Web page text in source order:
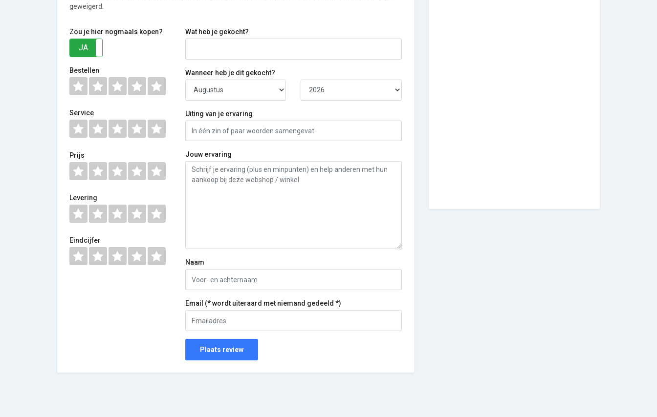
geweigerd.
Zou je hier nogmaals kopen?
JA
Bestellen
Service
Prijs
Levering
Eindcijfer
Wat heb je gekocht?
Wanneer heb je dit gekocht?
Uiting van je ervaring
Jouw ervaring
Naam
Email (* wordt uiteraard met niemand gedeeld *)
Plaats review